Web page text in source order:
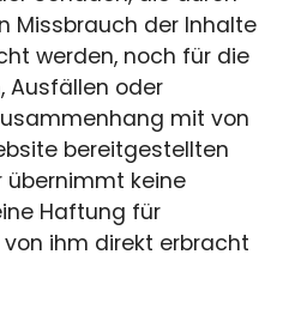
Missbrauch der Inhalte
werden, noch für die
Ausfällen oder
mit von
bereitgestellten
übernimmt keine
Haftung für
ihm direkt erbracht